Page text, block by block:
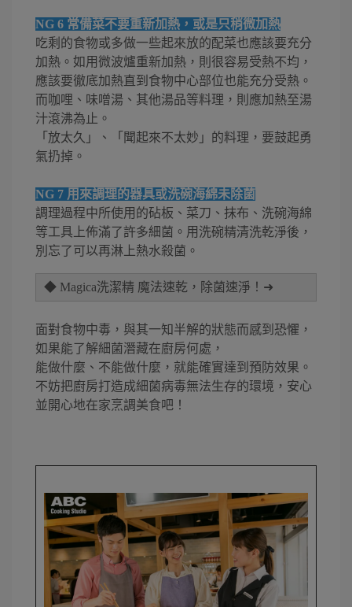
NG 6 常備菜不要重新加熱，或是只稍微加熱
吃剩的食物或多做一些起來放的配菜也應該要充分
加熱。如用微波爐重新加熱，則很容易受熱不均，
應該要徹底加熱直到食物中心部位也能充分受熱。
而咖哩、味噌湯、其他湯品等料理，則應加熱至湯
汁滾沸為止。
「放太久」、「聞起來不太妙」的料理，要鼓起勇
氣扔掉。
NG 7 用來調理的器具或洗碗海綿未除菌
調理過程中所使用的砧板、菜刀、抹布、洗碗海綿
等工具上佈滿了許多細菌。用洗碗精清洗乾淨後，
別忘了可以再淋上熱水殺菌。
◆ Magica洗潔精 魔法速乾，除菌速淨！➜
面對食物中毒，與其一知半解的狀態而感到恐懼，
如果能了解細菌潛藏在廚房何處，
能做什麼、不能做什麼，就能確實達到預防效果。
不妨把廚房打造成細菌病毒無法生存的環境，安心
並開心地在家烹調美食吧！